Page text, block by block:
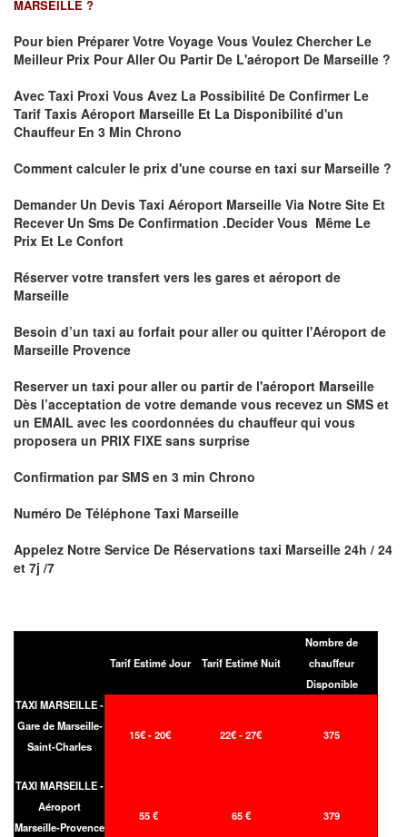
MARSEILLE ?
Pour bien Préparer Votre Voyage Vous Voulez Chercher Le
Meilleur Prix Pour Aller Ou Partir De L'aéroport De Marseille ?
Avec Taxi Proxi Vous Avez La Possibilité De ConfirmerLe
Tarif Taxis Aéroport Marseille Et La Disponibilité d'un
Chauffeur En 3 Min Chrono
Comment calculer le prix d'une course en taxi sur Marseille ?
Demander Un Devis Taxi Aéroport Marseille Via Notre Site Et
Recever Un Sms De Confirmation .Decider Vous Même Le
Prix Et Le Confort
Réserver votre transfert vers les gares et aéroport de
Marseille
Besoin d’un taxi au forfait pour aller ou quitter l'Aéroport de
Marseille Provence
Reserver un taxi pour aller ou partir de l'aéroport Marseille
Dès l’acceptation de votre demande vous recevez un SMS et
un EMAIL avec les coordonnées du chauffeur qui vous
proposera un PRIX FIXE sans surprise
Confirmation parSMS en 3 min Chrono
Numéro De Téléphone Taxi Marseille
Appelez Notre Service De Réservations taxi Marseille 24h / 24
et 7j /7
Tarif Estimé Jour Tarif Estimé Nuit
Nombre de
chauffeur
Disponible
TAXI MARSEILLE -
Gare de Marseille-
Saint-Charles
15€ - 20€ 22€ - 27€ 375
TAXI MARSEILLE -
Aéroport
Marseille-Provence
55 € 65 € 379